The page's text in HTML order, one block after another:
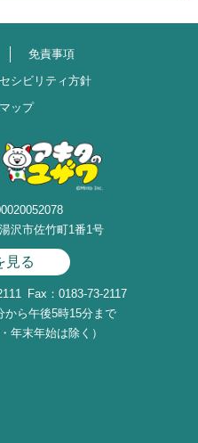
免責事項
シビリティ方針
ップ
沢市佐竹町1番1号
見る
Fax：0183-73-2117
から午後5時15分まで
年末年始は除く）